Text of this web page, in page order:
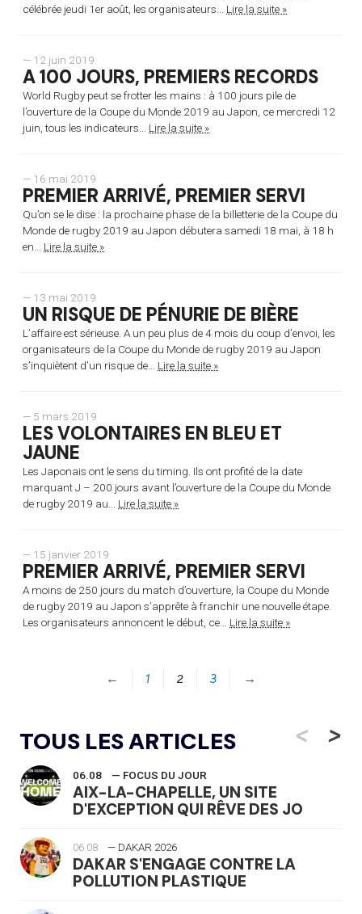
célébrée jeudi 1er août, les organisateurs... Lire la suite »
— 12 juin 2019
A 100 JOURS, PREMIERS RECORDS
World Rugby peut se frotter les mains : à 100 jours pile de
l’ouverture de la Coupe du Monde 2019 au Japon, ce mercredi 12
juin, tous les indicateurs... Lire la suite »
— 16 mai 2019
PREMIER ARRIVÉ, PREMIER SERVI
Qu’on se le dise : la prochaine phase de la billetterie de la Coupe du
Monde de rugby 2019 au Japon débutera samedi 18 mai, à 18 h
en... Lire la suite »
— 13 mai 2019
UN RISQUE DE PÉNURIE DE BIÈRE
L’affaire est sérieuse. A un peu plus de 4 mois du coup d’envoi, les
organisateurs de la Coupe du Monde de rugby 2019 au Japon
s’inquiètent d’un risque de... Lire la suite »
— 5 mars 2019
LES VOLONTAIRES EN BLEU ET
JAUNE
Les Japonais ont le sens du timing. Ils ont profité de la date
marquant J – 200 jours avant l’ouverture de la Coupe du Monde
de rugby 2019 au... Lire la suite »
— 15 janvier 2019
PREMIER ARRIVÉ, PREMIER SERVI
A moins de 250 jours du match d’ouverture, la Coupe du Monde
de rugby 2019 au Japon s’apprête à franchir une nouvelle étape.
Les organisateurs annoncent le début, ce... Lire la suite »
← 1 2 3 →
TOUS LES ARTICLES <
06.08 — FOCUS DU JOUR
AIX-LA-CHAPELLE, UN SITE
D'EXCEPTION QUI RÊVE DES JO
06.08 — DAKAR 2026
DAKAR S'ENGAGE CONTRE LA
POLLUTION PLASTIQUE
>